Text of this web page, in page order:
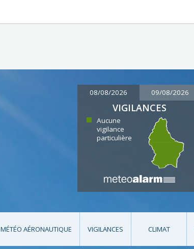
08/08/2026 09/08/2026
VIGILANCES
Aucune
vigilance
particulière
MÉTÉO AÉRONAUTIQUE VIGILANCES CLIMAT